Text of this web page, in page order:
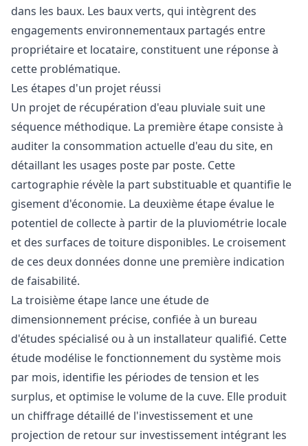
dans les baux. Les baux verts, qui intègrent des
engagements environnementaux partagés entre
propriétaire et locataire, constituent une réponse à
cette problématique.
Les étapes d'un projet réussi
Un projet de récupération d'eau pluviale suit une
séquence méthodique. La première étape consiste à
auditer la consommation actuelle d'eau du site, en
détaillant les usages poste par poste. Cette
cartographie révèle la part substituable et quantifie le
gisement d'économie. La deuxième étape évalue le
potentiel de collecte à partir de la pluviométrie locale
et des surfaces de toiture disponibles. Le croisement
de ces deux données donne une première indication
de faisabilité.
La troisième étape lance une étude de
dimensionnement précise, confiée à un bureau
d'études spécialisé ou à un installateur qualifié. Cette
étude modélise le fonctionnement du système mois
par mois, identifie les périodes de tension et les
surplus, et optimise le volume de la cuve. Elle produit
un chiffrage détaillé de l'investissement et une
projection de retour sur investissement intégrant les